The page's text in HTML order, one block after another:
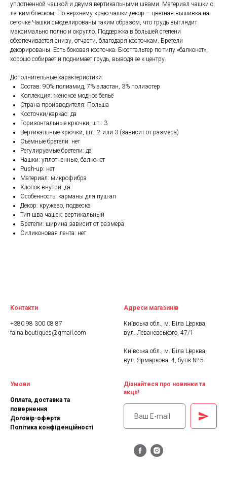
уплотненной чашкой и двумя вертикальными швами. Материал чашки с
легким блеском. По верхнему краю чашки декор – цветная вышивка на
сеточке.Чашки смоделированы таким образом, что грудь выглядит
максимально полно и округло. Поддержка в большей степени
обеспечивается снизу, отчасти, благодаря косточкам. Бретели
декорированы. Есть боковая косточка. Бюстгальтер по типу «балконет»,
хорошо собирает и поднимает грудь, выводя ее к центру.
Дополнительные характеристики:
Состав: 90% полиамид, 7% эластан, 3% полиэстер
Коллекция: женское модное бельё
Страна производителя: Польша
Косточки/каркас: да
Горизонтальные крючки, шт.: 3
Вертикальные крючки, шт.: 2 или 3 (зависит от размера)
Съемные бретели: нет
Регулируемые бретели: да
Чашки: уплотненные, балконет
Push-up: нет
Материал: микрофибра
Хлопок внутри: да
Особенность: карманы для пуш-ап
Декор: кружево, подвеска
Тип шва чашек: вертикальный
Бретели: ширина зависит от размера
Силиконовая лента: нет
Контакти
+380 98 300 08 87
faina.boutiques@gmail.com
Адреси магазинів
Київська обл., м. Біла Церква,
вул. Леваневського, 47/1
Київська обл., м. Біла Церква,
вул. Ярмаркова, 4, бутік № 5
Умови
Оплата, доставка та
повернення
Договір-оферта
Політика конфіденційності
Дізнайтеся про новинки та
акції!